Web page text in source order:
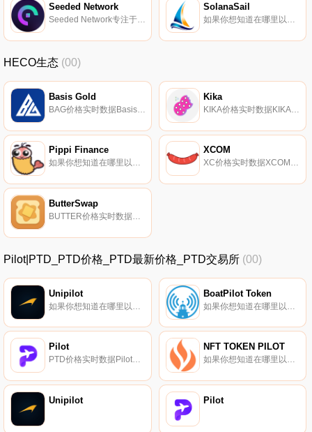
Seeded Network
Seeded Network专注于开发DeFi产品网络,所有这些产品的目的都是使网络同步使用,并为我们的$SEEDED代币增加实用性.
SolanaSail
如果你想知道在哪里以当前价格购买SolanaSail,目前交易{SolanaSail]股票的顶级加密货币交易所是Bitrue和Raydium。您可以在我们的加密货币交易所页面上找到其他列表。SAIL将是建立在索拉纳基础上的新生态系统的主要公用事业代币.
HECO生态 (00)
Basis Gold
BAG价格实时数据Basis Gold协议由3个令牌组成-｛BAGnname｝（BAG）、｛BAGnime｝Share（BAGS）和Basis GoldBond（{BAG｝B）。Basis Gold和｛BAGnname｝股份可以通过存放某些资产进行转让.
Kika
Pippi Finance
如果你想知道在哪里以当前价格购买Pippi Finance,目前交易{Pippi Finance]股票的顶级加密货币交易所是Bibox。您可以在我们的加密货币交易所页面上找到其他列表.
XCOM
XC价格实时数据XCOM部署在Heco链上,以借贷平台为核心,依托自身优势,打造集去中心化交易所、神谕、期货交易等产品于一体的融合Defi平台。XCOM帮助Heco链上资产的相互整合,以最大化资产的时间价值为目标,提供高质量的Defi整合体验.
ButterSwap
BUTTER价格实时数据BUTTER是ButterSwap的平台代币,只能通过LP挖矿（在农场中）和｛BUTTER}注（在CREAM池中）在ButterSwap中挖掘。出于公平考虑,在genesis挖矿之前不会铸造BUTTER,因此所有投资者都有平等的机会获得BUTTER.
Pilot|PTD_PTD价格_PTD最新价格_PTD交易所 (00)
Unipilot BoatPilot Token
Pilot
PTD价格实时数据Pilot是由PilotLab发布的一个基于智能过度借贷协议的Heco链,它是Heco链上的第一个过度借贷产品。它支持用户通过过度借贷和杠杆作用参与流动性耕作,以获得更多收入.
NFT TOKEN PILOT
如果你想知道在哪里以当前价格购买NFT TOKEN PILOT,目前交易{NFT TOKEN PILOT]股票的顶级加密货币交易所是VinDAX和DODO（BSC）。您可以在我们的加密货币交易所页面上找到其他列表。（NFTP）一个基于二进制智能链的nft项目.
Unipilot Pilot